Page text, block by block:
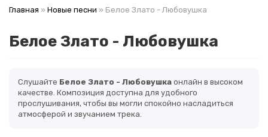
Главная » Новые песни » Белое Злато - Любовушка
Белое Злато - Любовушка
Слушайте Белое Злато - Любовушка онлайн в высоком
качестве. Композиция доступна для удобного
прослушивания, чтобы вы могли спокойно насладиться
атмосферой и звучанием трека.